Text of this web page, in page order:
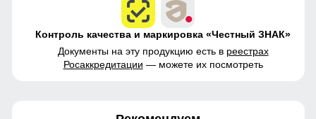
Контроль качества и маркировка «Честный ЗНАК»
Документы на эту продукцию есть в реестрах
Росаккредитации — можете их посмотреть